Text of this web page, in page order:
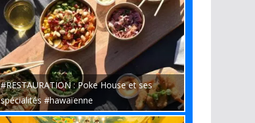
#RESTAURATION : Poke House et ses
spécialités #hawaïenne